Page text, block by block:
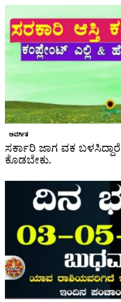
ಅವರ್ಗಿತ
ಸರ್ಕಾರಿ ಜಾಗ ವಕ
ಕೊಡಬೇಕು.